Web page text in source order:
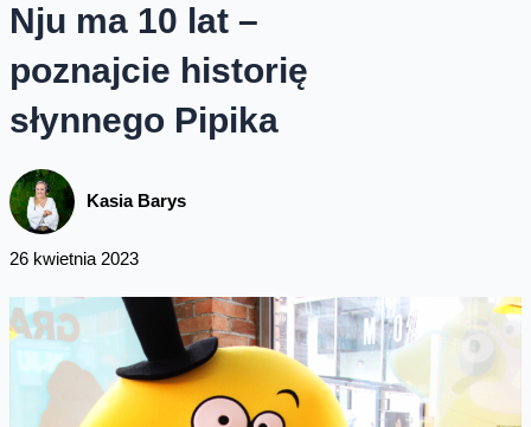
Nju ma 10 lat –
poznajcie historię
słynnego Pipika
Kasia Barys
26 kwietnia 2023